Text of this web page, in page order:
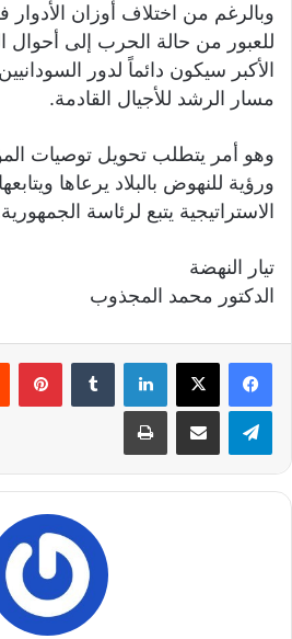
وبالرغم من اختلاف أوزان الأدوار
للعبور من حالة الحرب إلى أحوال
الأكبر سيكون دائماً لدور
مسار الرشد للأجيال القادمة.
وهو أمر يتطلب تحويل توصيات
ورؤية للنهوض بالبلاد يرعاها
الاستراتيجية يتبع لرئاسة
تيار النهضة
الدكتور محمد المجذوب
لينكدإن بينتيريست